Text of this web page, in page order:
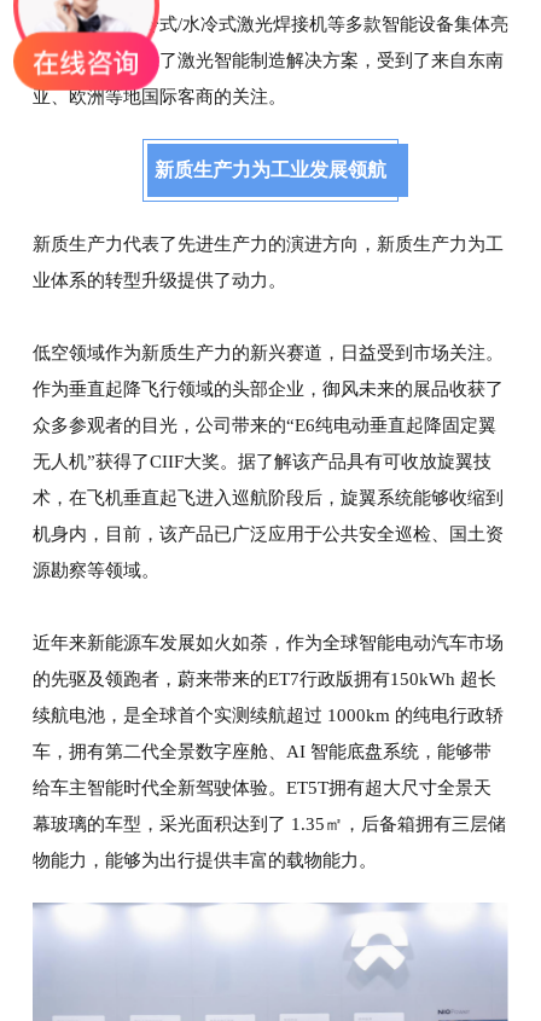
密切管机、风冷式/水冷式激光焊接机等多款智能设备集体亮
相，全方位展示了激光智能制造解决方案，受到了来自东南
亚、欧洲等地国际客商的关注。
新质生产力为工业发展领航
新质生产力代表了先进生产力的演进方向，新质生产力为工
业体系的转型升级提供了动力。
低空领域作为新质生产力的新兴赛道，日益受到市场关注。
作为垂直起降飞行领域的头部企业，御风未来的展品收获了
众多参观者的目光，公司带来的“E6纯电动垂直起降固定翼
无人机”获得了CIIF大奖。据了解该产品具有可收放旋翼技
术，在飞机垂直起飞进入巡航阶段后，旋翼系统能够收缩到
机身内，目前，该产品已广泛应用于公共安全巡检、国土资
源勘察等领域。
近年来新能源车发展如火如荼，作为全球智能电动汽车市场
的先驱及领跑者，蔚来带来的ET7行政版拥有150kWh 超长
续航电池，是全球首个实测续航超过 1000km 的纯电行政轿
车，拥有第二代全景数字座舱、AI 智能底盘系统，能够带
给车主智能时代全新驾驶体验。ET5T拥有超大尺寸全景天
幕玻璃的车型，采光面积达到了 1.35㎡，后备箱拥有三层储
物能力，能够为出行提供丰富的载物能力。